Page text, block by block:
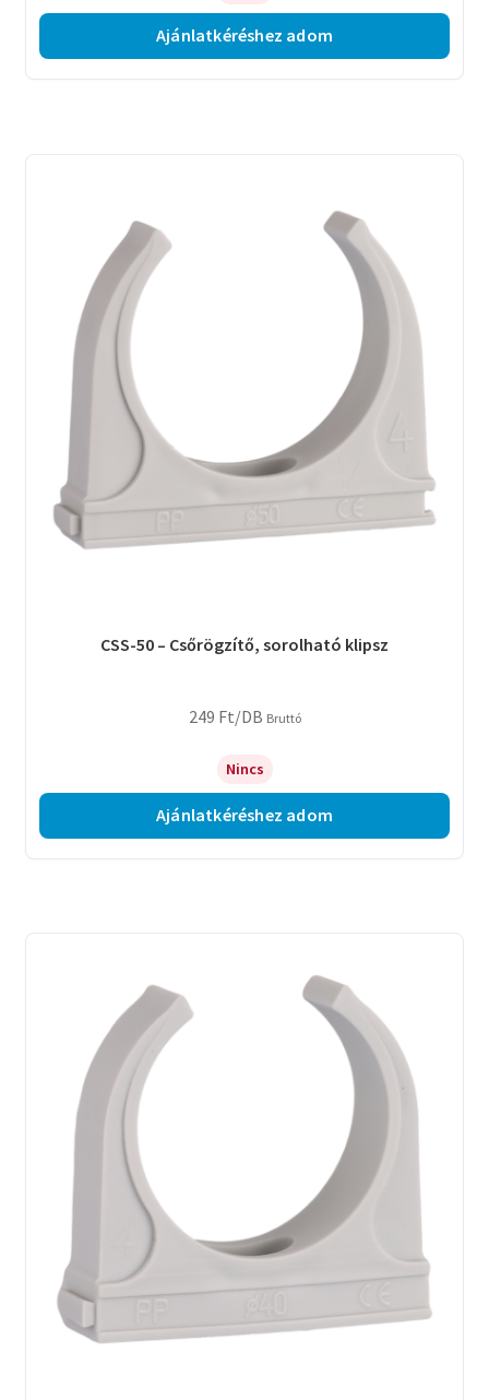
Ajánlatkéréshez adom
CSS-50 – Csőrögzítő, sorolható klipsz
249 Ft/DB Bruttó
Nincs
Ajánlatkéréshez adom